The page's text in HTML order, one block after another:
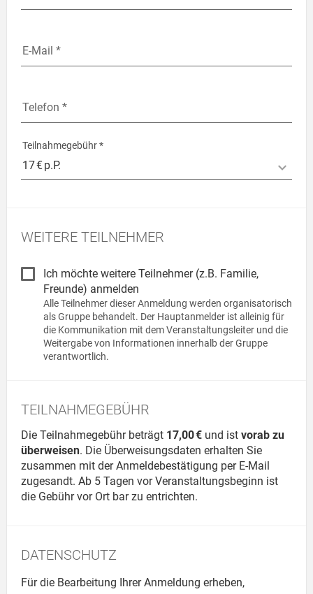
E-Mail *
E-Mail *
Telefon *
Telefon *
Teilnahmegebühr *
Teilnahmegebühr *
WEITERE TEILNEHMER
Ich möchte weitere Teilnehmer (z.B. Familie,
Freunde) anmelden
Alle Teilnehmer dieser Anmeldung werden organisatorisch
als Gruppe behandelt. Der Haupt­anmelder ist alleinig für
die Kommunikation mit dem Veran­staltungs­leiter und die
Weitergabe von Informationen innerhalb der Gruppe
verantwortlich.
TEILNAHMEGEBÜHR
Die Teilnahmegebühr beträgt 17,00 € und ist vorab zu
überweisen. Die Überweisungsdaten erhalten Sie
zusammen mit der Anmeldebestätigung per E-Mail
zugesandt. Ab 5 Tagen vor Veranstaltungsbeginn ist
die Gebühr vor Ort bar zu entrichten.
DATENSCHUTZ
Für die Bearbeitung Ihrer Anmeldung erheben,